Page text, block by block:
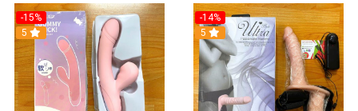
-15%
5
-14%
5